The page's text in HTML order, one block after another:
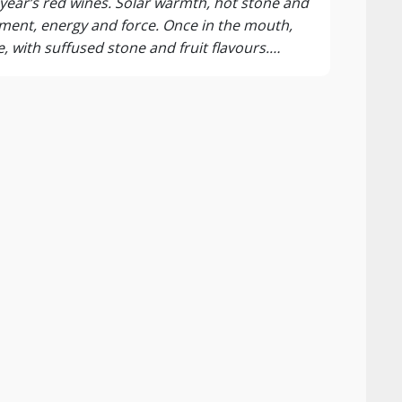
energy and force. Once in the mouth,
with suffused stone and fruit flavours.